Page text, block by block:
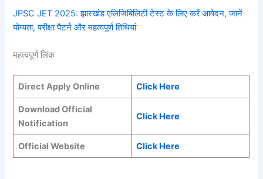
JPSC JET 2025: झारखंड एलिजिबिलिटी टेस्ट के लिए करें आवेदन, जानें
योग्यता, परीक्षा पैटर्न और महत्वपूर्ण तिथियां
महत्वपूर्ण लिंक
Direct Apply Online Click Here
Download Official
Notification
Click Here
Official Website Click Here